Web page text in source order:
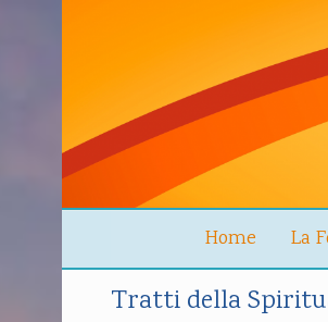
Home La
Tratti della